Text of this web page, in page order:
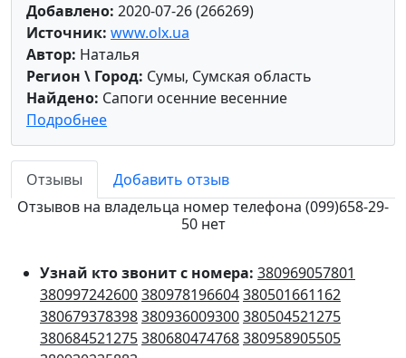
Добавлено: 2020-07-26 (266269)
Источник: www.olx.ua
Автор: Наталья
Регион \ Город: Сумы, Сумская область
Найдено: Сапоги осенние весенние
Подробнее
Отзывы
Добавить отзыв
Отзывов на владельца номер телефона (099)658-29-
50 нет
Узнай кто звонит с номера: 380969057801
380997242600380978196604380501661162
380679378398380936009300380504521275
380684521275380680474768380958905505